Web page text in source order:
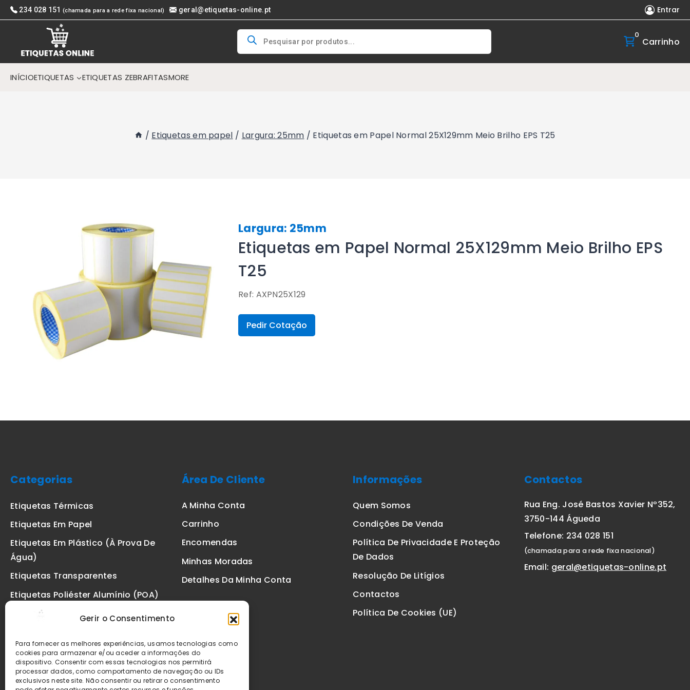
Gerir o Consentimento
Para fornecer as melhores experiências, usamos tecnologias como
cookies para armazenar e/ou aceder a informações do
dispositivo. Consentir com essas tecnologias nos permitirá
processar dados, como comportamento de navegação ou IDs
exclusivos neste site. Não consentir ou retirar o consentimento
Skip
to
234 028 151 (chamada para a rede fixa nacional) geral@etiquetas-online.pt Entrar
Products
search
0
Carrinho
INÍCIOETIQUETAS ETIQUETAS ZEBRAFITASMORE
/ Etiquetas em papel / Largura: 25mm / Etiquetas em Papel Normal 25X129mm Meio Brilho EPS T25
Largura: 25mm
Etiquetas em Papel Normal 25X129mm Meio Brilho EPS
T25
Ref: AXPN25X129
Pedir Cotação
Categorias
Etiquetas Térmicas
Etiquetas Em Papel
Etiquetas Em Plástico (à Prova De
Água)
Etiquetas Transparentes
Etiquetas Poliéster Alumínio (POA)
Etiquetas De Segurança VOID
Etiquetas Zebra
Fitas
Área De Cliente
A Minha Conta
Carrinho
Encomendas
Minhas Moradas
Detalhes Da Minha Conta
Informações
Quem Somos
Condições De Venda
Política De Privacidade E Proteção
De Dados
Resolução De Litígios
Contactos
Política De Cookies (UE)
Contactos
Rua Eng. José Bastos Xavier Nº352,
3750-144 Águeda
Telefone: 234 028 151
(chamada para a rede fixa nacional)
Email: geral@etiquetas-online.pt